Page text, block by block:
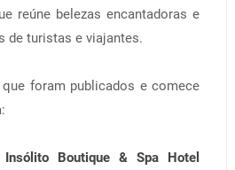
reúne belezas encantadoras e
de turistas e viajantes.
que foram publicados e comece
Insólito Boutique & Spa Hotel